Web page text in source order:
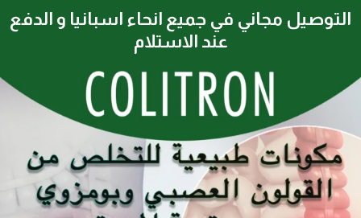
Skipالتوصيل مجاني في جميع انحاء اسبانيا و الدفع
عند الاستلام​